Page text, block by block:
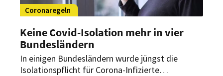
Coronaregeln
Keine Covid-Isolation mehr in vier
Bundesländern
In einigen Bundesländern wurde jüngst die
Isolationspflicht für Corona-Infizierte